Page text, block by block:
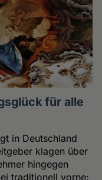
für alle
in Deutschland
klagen über
hingegen
traditionell vorne: